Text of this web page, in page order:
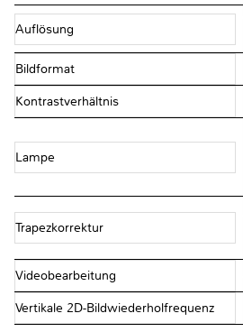
Auflösung
Bildformat
Kontrastverhältnis
Lampe
Trapezkorrektur
Videobearbeitung
Vertikale 2D-Bildwiederholfrequenz